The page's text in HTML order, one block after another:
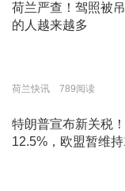
荷兰严查！驾照被
的人越来越多
荷兰快讯 789阅读
特朗普宣布新关税
12.5%，欧盟暂维